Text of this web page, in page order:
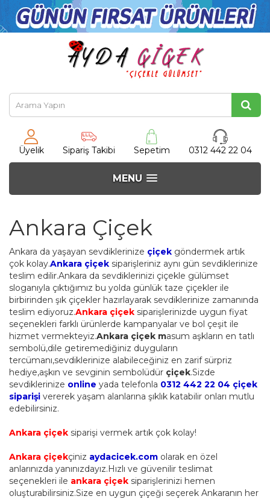
Üyelik Sipariş Takibi Sepetim 0312 442 22 04
MENU
Ankara Çiçek
Ankara da yaşayan sevdiklerinize çiçek göndermek artık
çok kolay.Ankara çiçek siparişleriniz aynı gün sevdiklerinize
teslim edilir.Ankara da sevdiklerinizi çiçekle gülümset
sloganıyla çıktığımız bu yolda günlük taze çiçekler ile
birbirinden şık çiçekler hazırlayarak sevdiklerinize zamanında
teslim ediyoruz.Ankara çiçek siparişlerinizde uygun fiyat
seçenekleri farklı ürünlerde kampanyalar ve bol çeşit ile
hizmet vermekteyiz.Ankara çiçek masum aşkların en tatlı
sembolü,dile getiremediğiniz duyguların
tercümanı,sevdiklerinize alabileceğiniz en zarif sürpriz
hediye,aşkın ve sevginin sembolüdür çiçek.Sizde
sevdiklerinize online yada telefonla 0312 442 22 04 çiçek
siparişi vererek yaşam alanlarına şıklık katabilir onları mutlu
edebilirsiniz.
Ankara çiçek siparişi vermek artık çok kolay!
Ankara çiçekçiniz aydacicek.com olarak en özel
anlarınızda yanınızdayız.Hızlı ve güvenilir teslimat
seçenekleri ile ankara çiçek siparişlerinizi hemen
oluşturabilirsiniz.Size en uygun çiçeği seçerek Ankaranın her